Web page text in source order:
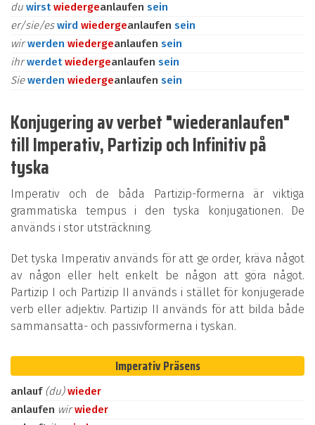
du wirstwiedergeanlaufen sein
er/sie/eswird wiedergeanlaufen sein
wirwerden wiedergeanlaufen sein
ihrwerdetwiedergeanlaufen sein
Siewerden wiedergeanlaufen sein
Konjugering av verbet "wiederanlaufen"
till Imperativ, Partizip och Infinitiv på
tyska
Imperativ och de båda Partizip-formerna är viktiga
grammatiska tempus i den tyska konjugationen. De
används i stor utsträckning.
Det tyska Imperativ används för att ge order, kräva något
av någon eller helt enkelt be någon att göra något.
Partizip I och Partizip II används i stället för konjugerade
verb eller adjektiv. Partizip II används för att bilda både
sammansatta- och passivformerna i tyskan.
Imperativ Präsens
anlauf (du)wieder
anlaufen wirwieder